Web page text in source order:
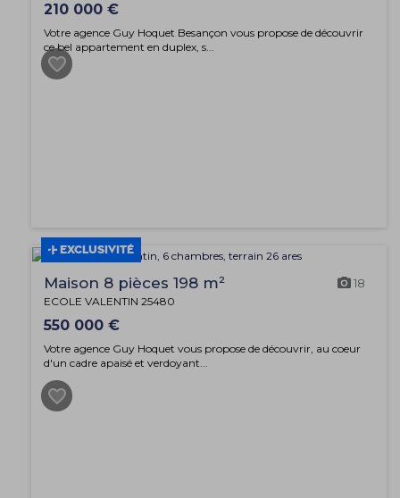
210 000 €
Votre agence Guy Hoquet Besançon vous propose de découvrir
ce bel appartement en duplex, s...
EXCLUSIVITÉ
Maison 8 pièces 198 m² 18
ECOLE VALENTIN 25480
550 000 €
Votre agence Guy Hoquet vous propose de découvrir, au coeur
d'un cadre apaisé et verdoyant...